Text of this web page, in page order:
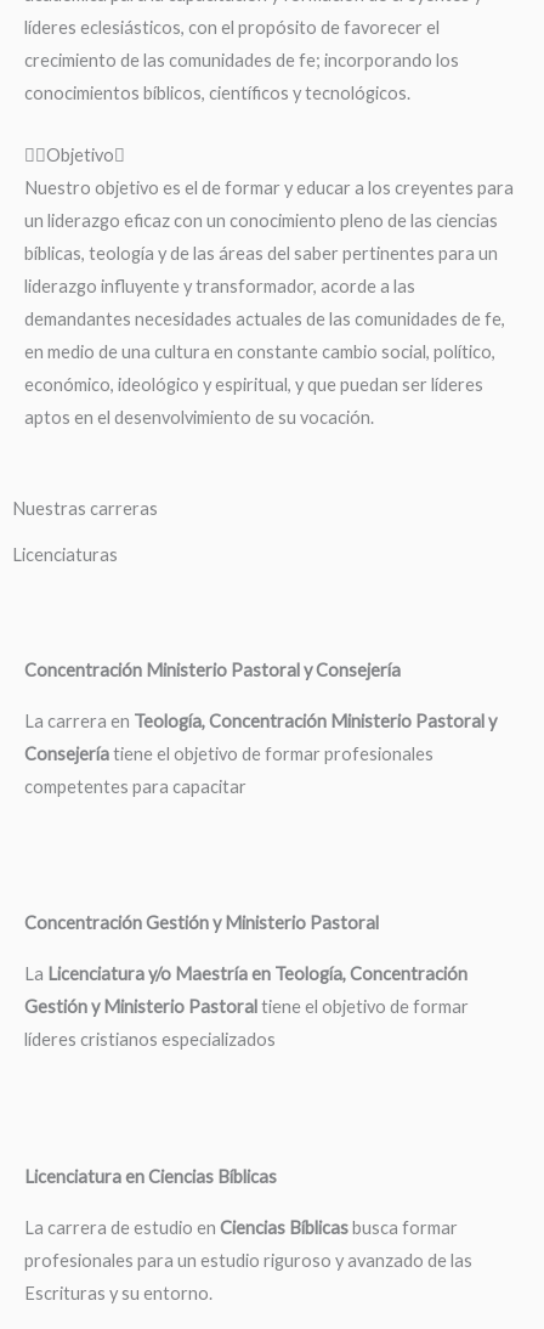
líderes eclesiásticos, con el propósito de favorecer el
crecimiento de las comunidades de fe; incorporando los
conocimientos bíblicos, científicos y tecnológicos.
Objetivo
Nuestro objetivo es el de formar y educar a los creyentes para
un liderazgo eficaz con un conocimiento pleno de las ciencias
bíblicas, teología y de las áreas del saber pertinentes para un
liderazgo influyente y transformador, acorde a las
demandantes necesidades actuales de las comunidades de fe,
en medio de una cultura en constante cambio social, político,
económico, ideológico y espiritual, y que puedan ser líderes
aptos en el desenvolvimiento de su vocación.
Nuestras carreras
Licenciaturas
Concentración Ministerio Pastoral y Consejería
La carrera en Teología, Concentración Ministerio Pastoral y
Consejeríatiene el objetivo de formar profesionales
competentes para capacitar
Concentración Gestión y Ministerio Pastoral
La Licenciatura y/o Maestría en Teología, Concentración
Gestión y Ministerio Pastoraltiene el objetivo de formar
líderes cristianos especializados
Licenciatura en Ciencias Bíblicas
La carrera de estudio en Ciencias Bíblicasbusca formar
profesionales para un estudio riguroso y avanzado de las
Escrituras y su entorno.